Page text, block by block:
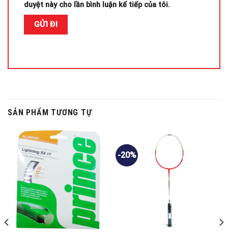
duyệt này cho lần bình luận kế tiếp của tôi.
SẢN PHẨM TƯƠNG TỰ
-20%